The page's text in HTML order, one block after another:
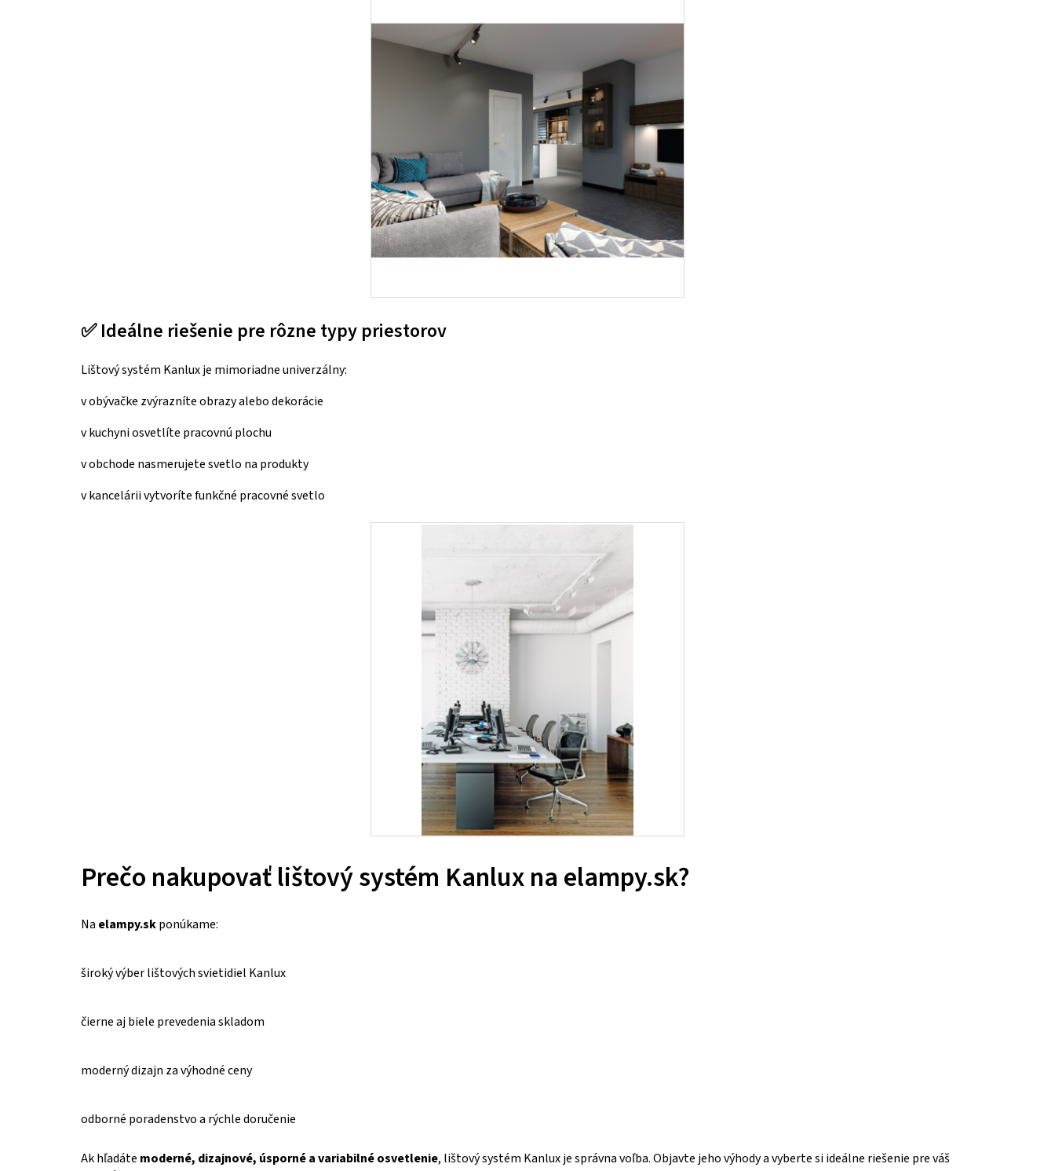
✅ Ideálne riešenie pre rôzne typy priestorov
Lištový systém Kanlux je mimoriadne univerzálny:
v obývačke zvýrazníte obrazy alebo dekorácie
v kuchyni osvetlíte pracovnú plochu
v obchode nasmerujete svetlo na produkty
v kancelárii vytvoríte funkčné pracovné svetlo
Prečo nakupovať lištový systém Kanlux na elampy.sk?
Na elampy.skponúkame:
široký výber lištových svietidiel Kanlux
čierne aj biele prevedenia skladom
moderný dizajn za výhodné ceny
odborné poradenstvo a rýchle doručenie
Ak hľadáte moderné, dizajnové, úsporné a variabilné osvetlenie, lištový systém Kanlux je správna voľba. Objavte jeho výhody a vyberte si ideálne riešenie pre váš